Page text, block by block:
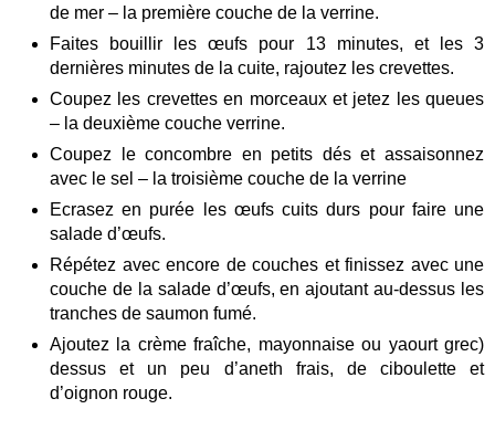
de mer – la première couche de la verrine.
Faites bouillir les œufs pour 13 minutes, et les 3
dernières minutes de la cuite, rajoutez les crevettes.
Coupez les crevettes en morceaux et jetez les queues
– la deuxième couche verrine.
Coupez le concombre en petits dés et assaisonnez
avec le sel – la troisième couche de la verrine
Ecrasez en purée les œufs cuits durs pour faire une
salade d’œufs.
Répétez avec encore de couches et finissez avec une
couche de la salade d’œufs, en ajoutant au-dessus les
tranches de saumon fumé.
Ajoutez la crème fraîche, mayonnaise ou yaourt grec)
dessus et un peu d’aneth frais, de ciboulette et
d’oignon rouge.